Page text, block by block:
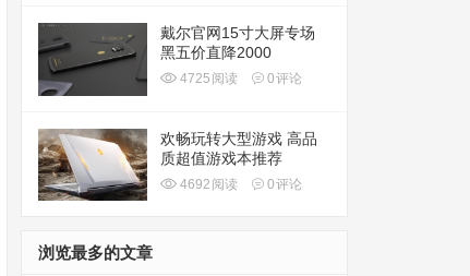
戴尔官网15寸大屏专场
黑五价直降2000
4725 阅读 0评论
欢畅玩转大型游戏 高品
质超值游戏本推荐
4692 阅读 0评论
浏览最多的文章